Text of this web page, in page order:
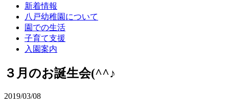
新着情報
八戸幼稚園について
園での生活
子育て支援
入園案内
３月のお誕生会(^^♪
2019/03/08